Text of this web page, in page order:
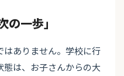
一歩」
ありません。学校に行
態は、お子さんからの大